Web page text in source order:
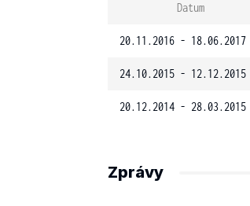
Datum
20.11.2016 - 18.06.2017
24.10.2015 - 12.12.2015
20.12.2014 - 28.03.2015
Zprávy